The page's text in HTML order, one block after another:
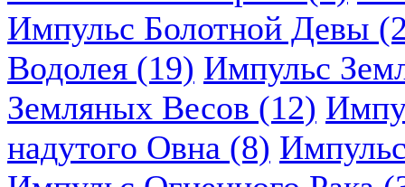
Импульс Болотной Девы
Водолея (19) Импульс
Земляных Весов (12)
надутого Овна (8)